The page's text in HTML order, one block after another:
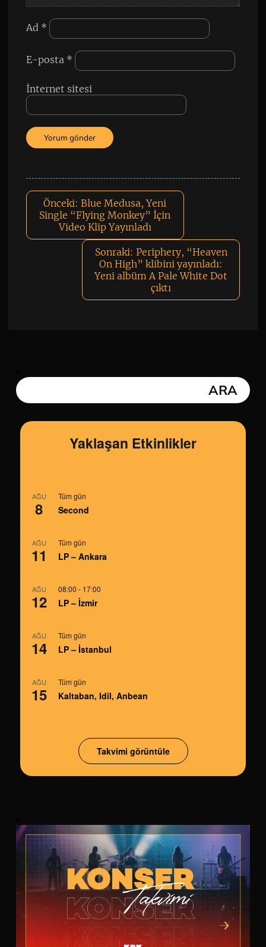
Ad *
E-posta *
İnternet sitesi
Önceki: Blue Medusa, Yeni
Single “Flying Monkey” İçin
Video Klip Yayınladı
Sonraki: Periphery, “Heaven
On High” klibini yayınladı:
Yeni albüm A Pale White Dot
çıktı
Yaklaşan Etkinlikler
AĞU
8
Tüm gün
Second
AĞU
11
Tüm gün
LP – Ankara
AĞU
12
08:00 - 17:00
LP – İzmir
AĞU
14
Tüm gün
LP – İstanbul
AĞU
15
Tüm gün
Kaltaban, Idil, Anbean
Takvimi görüntüle